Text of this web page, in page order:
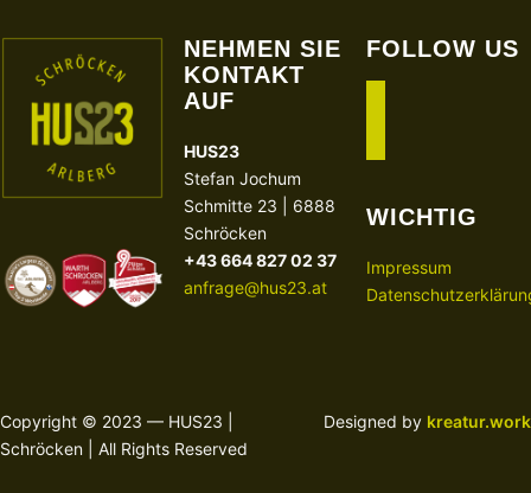
NEHMEN SIE
KONTAKT
AUF
HUS23
Stefan Jochum
Schmitte 23 | 6888
Schröcken
+43 664 827 02 37
anfrage@hus23.at
FOLLOW US
WICHTIG
Impressum
Copyright © 2023 — HUS23 |
Schröcken | All Rights Reserved
Designed by kreatur.work